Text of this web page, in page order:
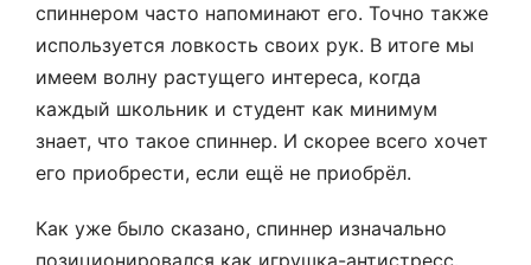
спиннером часто напоминают его. Точно также
используется ловкость своих рук. В итоге мы
имеем волну растущего интереса, когда
каждый школьник и студент как минимум
знает, что такое спиннер. И скорее всего хочет
его приобрести, если ещё не приобрёл.
Как уже было сказано, спиннер изначально
позиционировался как игрушка-антистресс.